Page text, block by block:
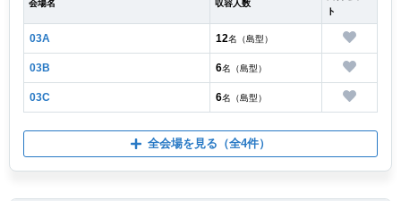
会場名 収容人数
ト
03A 12名（島型）
03B 6名（島型）
03C 6名（島型）
全会場を見る （全4件）